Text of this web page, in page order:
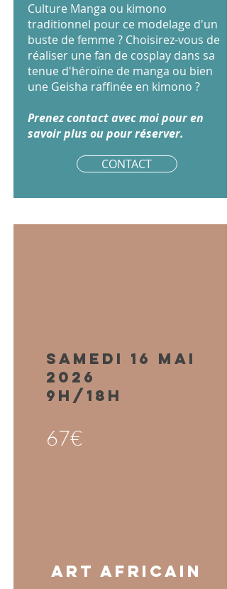
Culture Manga ou kimono
traditionnel pour ce modelage d'un
buste de femme ? Choisirez-vous de
réaliser une fan de cosplay dans sa
tenue d'héroïne de manga ou bien
une Geisha raffinée en kimono ?
Prenez contact avec moi pour en
savoir plus ou pour réserver.
CONTACT
samedi 16 mai
2026
9h/18H
67€
art africain